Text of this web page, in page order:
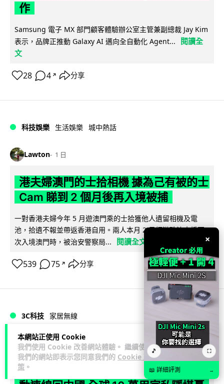
本網站正使用 Cookie
我們使用 Cookie 改善網站體驗。 繼續使用
我們的網站即表示您同意我們的 Cookie 政
策 。
作
Samsung 電子 MX 部門顧客體驗辦公室主管兼副總裁 Jay Kim
表示，品牌正推動 Galaxy AI 邁向全自動化 Agent...
閱讀全
文
28 4 ↗ 分享
科技娛樂 生活娛樂 城中熱話
Lawton 1 日
港夫婦澳門的士拾相機 據為己有被的士
Cam 睇到 2 個月後再入境被捕
一對香港夫婦今年 5 月遊澳門乘的士拾獲他人遺留相機及電
池，拾遺不報並帶返香港自用。兩人本月 2 日經港珠澳大橋再
次入境澳門時，被治安警察局...
閱讀全文
539 75 ↗ 分享
3C科技 家居無線
Vin 1 日
逾 20 款平價路由器爆後門 每 35 秒自
×
🎵 ⛶
📖 詳細評測 →